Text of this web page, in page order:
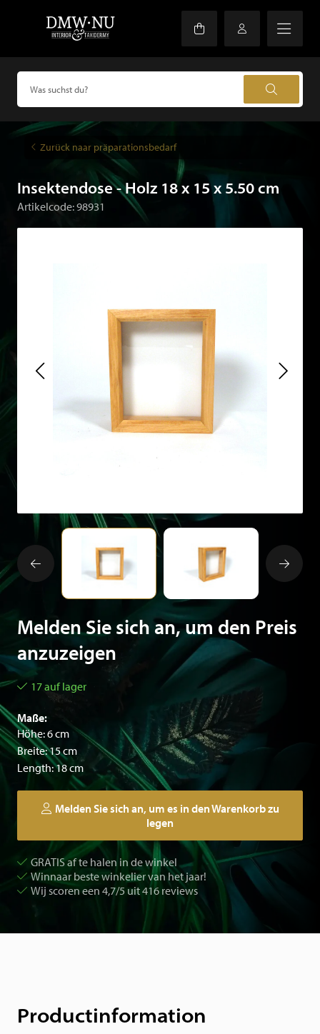
Zurück naar präparationsbedarf
Insektendose - Holz 18 x 15 x 5.50 cm
Artikelcode: 98931
Melden Sie sich an, um den Preis
anzuzeigen
17 auf lager
Maße:
Höhe: 6 cm
Breite: 15 cm
Length: 18 cm
Melden Sie sich an, um es in den Warenkorb zu
legen
GRATIS af te halen in de winkel
Winnaar beste winkelier van het jaar!
Wij scoren een 4,7/5 uit 416 reviews
Productinformation